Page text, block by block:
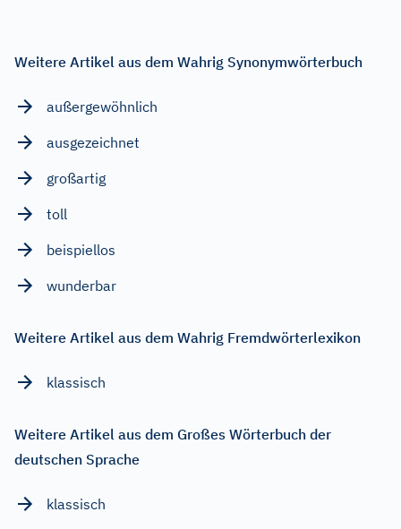
Weitere Artikel aus dem Wahrig Synonymwörterbuch
außergewöhnlich
ausgezeichnet
großartig
toll
beispiellos
wunderbar
Weitere Artikel aus dem Wahrig Fremdwörterlexikon
klassisch
Weitere Artikel aus dem Großes Wörterbuch der
deutschen Sprache
klassisch